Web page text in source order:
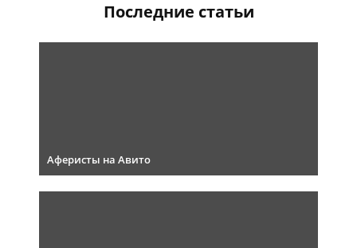
Последние статьи
Аферисты на Авито